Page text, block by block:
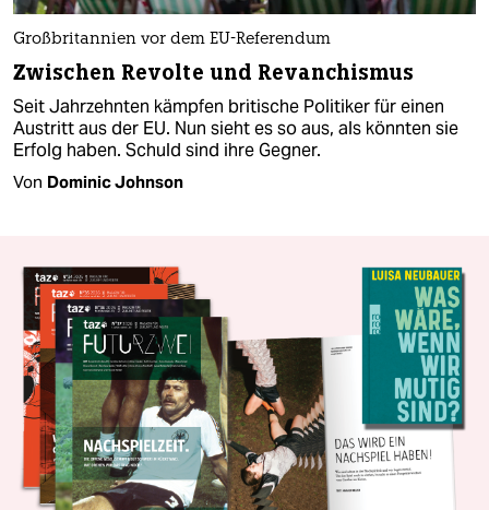
Großbritannien vor dem EU-Referendum
Zwischen Revolte und Revanchismus
Seit Jahrzehnten kämpfen britische Politiker für einen
Austritt aus der EU. Nun sieht es so aus, als könnten sie
Erfolg haben. Schuld sind ihre Gegner.
Von Dominic Johnson